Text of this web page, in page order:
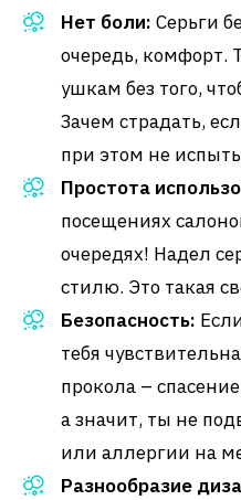
Нет боли: Серьги
очередь, комфорт.
ушкам без того,
Зачем страдать,
при этом не
Простота
посещениях
очередях! Надел
стилю. Это такая
Безопасность:
тебя
прокола –
а значит, ты не
или аллергии на
Разнообразие